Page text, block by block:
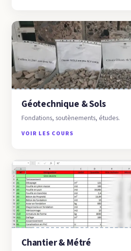
Géotechnique & Sols
Fondations, soutènements, études.
VOIR LES COURS
Chantier & Métré